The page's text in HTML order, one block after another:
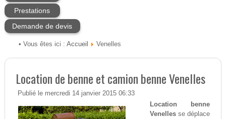
Prestations
Demande de devis
• Vous êtes ici : Accueil Venelles
Location de benne et camion benne Venelles
Publié le mercredi 14 janvier 2015 06:33
Location benne
Venellesse déplace